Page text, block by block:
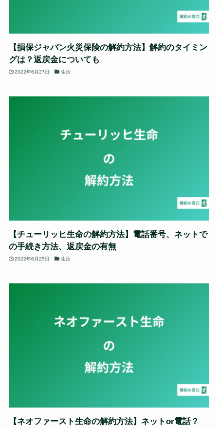
【損保ジャパン火災保険の解約方法】解約のタイミン
グは？返戻金についても
2022年6月27日 生活
【チューリッヒ生命の解約方法】電話番号、ネットで
の手続き方法、返戻金の有無
2022年6月25日 生活
【ネオファースト生命の解約方法】ネットor電話？